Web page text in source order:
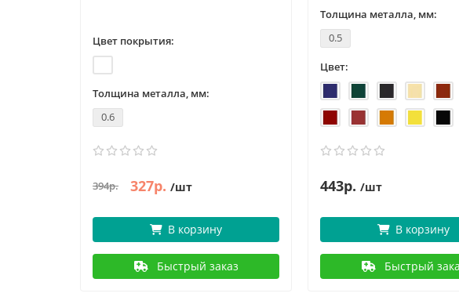
Цвет покрытия:
Толщина металла, мм:
0.6
394р. 327р. /шт
В корзину
Быстрый заказ
Толщина металла, мм:
0.5
Цвет:
443р. /шт
В корзину
Быстрый